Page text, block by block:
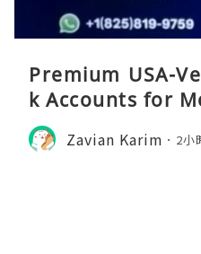
Premium USA-
k Accounts for
Zavian Karim 2小